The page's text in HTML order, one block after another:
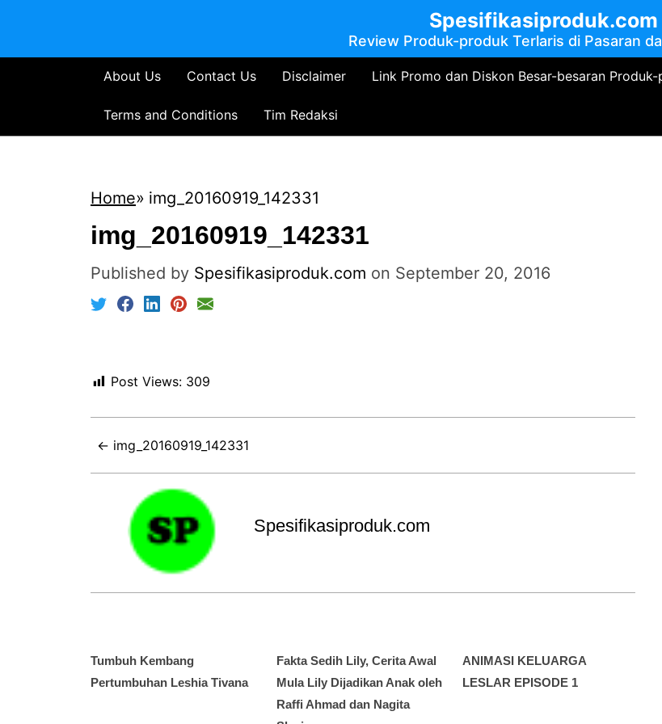
Spesifikasiproduk.com
Review Produk-produk Terlaris di Pasaran
About Us Contact Us Disclaimer Link Promo dan Diskon Besar-besaran
Terms and Conditions Tim Redaksi
Home img_20160919_142331
img_20160919_142331
Published by Spesifikasiproduk.com on September 20, 2016
Post Views: 309
← img_20160919_142331
Spesifikasiproduk.com
Tumbuh Kembang
Pertumbuhan Leshia Tivana
Fakta Sedih Lily, Cerita Awal
Mula Lily Dijadikan Anak oleh
Raffi Ahmad dan Nagita
ANIMASI KELUARGA
LESLAR EPISODE 1